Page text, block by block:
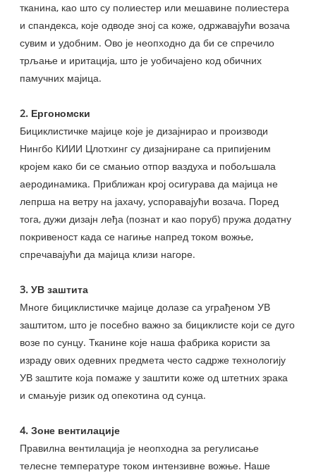
тканина, као што су полиестер или мешавине полиестера
и спандекса, које одводе зној са коже, одржавајући возача
сувим и удобним. Ово је неопходно да би се спречило
трљање и иритација, што је уобичајено код обичних
памучних мајица.
2. Ергономски
Бициклистичке мајице које је дизајнирао и производи
Нингбо КИИИ Цлотхинг су дизајниране са припијеним
кројем како би се смањио отпор ваздуха и побољшала
аеродинамика. Приближан крој осигурава да мајица не
лепрша на ветру на јахачу, успоравајући возача. Поред
тога, дужи дизајн леђа (познат и као поруб) пружа додатну
покривеност када се нагиње напред током вожње,
спречавајући да мајица клизи нагоре.
3. УВ заштита
Многе бициклистичке мајице долазе са уграђеном УВ
заштитом, што је посебно важно за бициклисте који се дуго
возе по сунцу. Тканине које наша фабрика користи за
израду ових одевних предмета често садрже технологију
УВ заштите која помаже у заштити коже од штетних зрака
и смањује ризик од опекотина од сунца.
4. Зоне вентилације
Правилна вентилација је неопходна за регулисање
телесне температуре током интензивне вожње. Наше